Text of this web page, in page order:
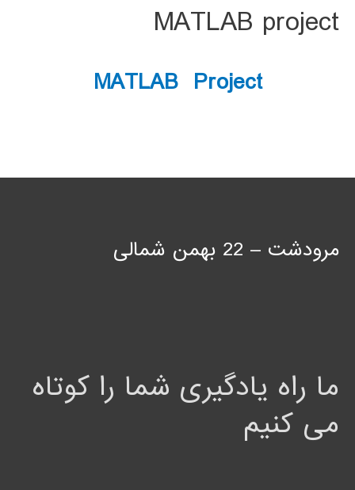
MATLAB project
MATLAB Project
مرودشت – 22 بهمن شمالی
ما راه یادگیری شما را کوتاه
می کنیم